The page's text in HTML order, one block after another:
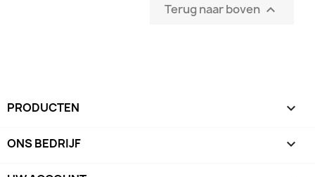
Terug naar boven 
PRODUCTEN 
ONS BEDRIJF 